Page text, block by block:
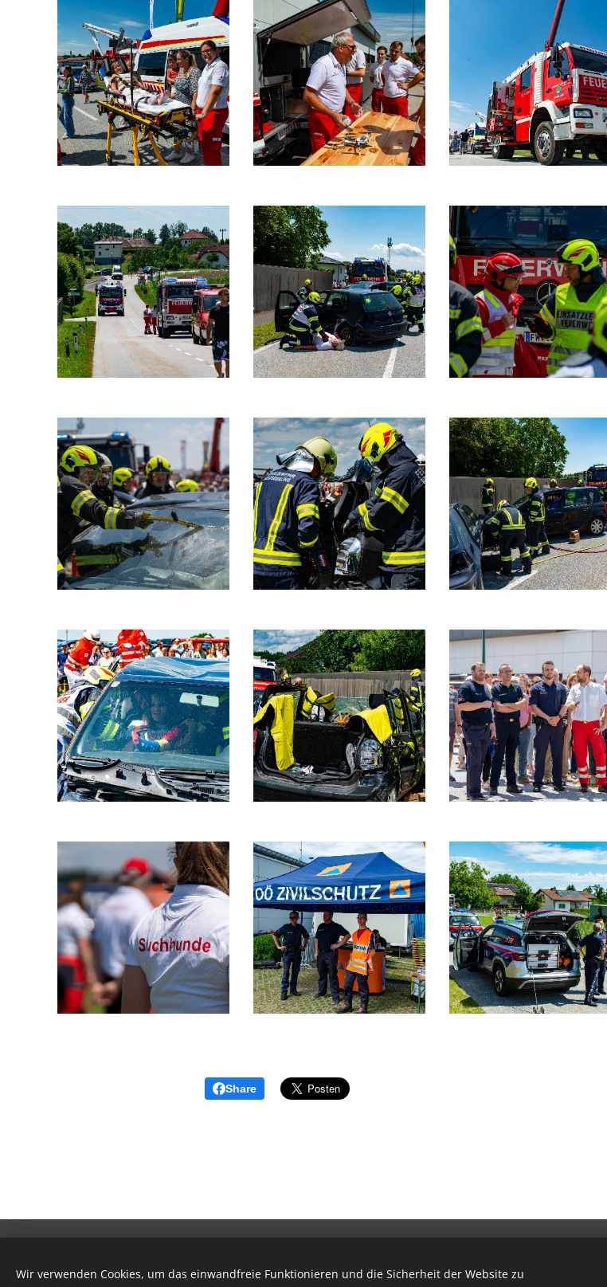
Share
ff-herzogsdorf@gmx.at|instagram.com/ff_herzogsdorf
Wir verwenden Cookies, um das einwandfreie Funktionieren und die Sicherheit der Website zu